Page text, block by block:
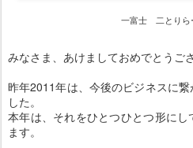
一富士 二とり
みなさま、あけましておめでとうご
昨年2011年は、今後のビジネスに
した。
本年は、それをひとつひとつ形に
ます。